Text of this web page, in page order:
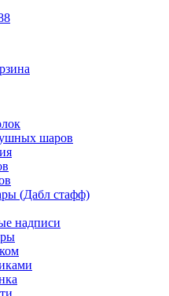
шаров
(Дабл стафф)
надписи